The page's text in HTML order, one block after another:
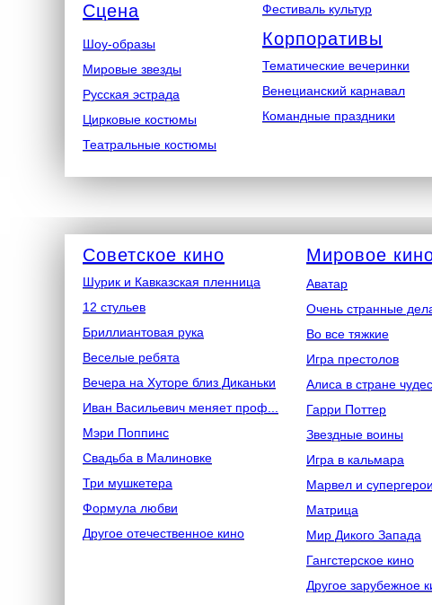
Сцена
Шоу-образы
Мировые звезды
Русская эстрада
Цирковые костюмы
Театральные костюмы
Фестиваль культур
Корпоративы
Тематические вечеринки
Венецианский карнавал
Командные праздники
Советское кино
Шурик и Кавказская пленница
12 стульев
Бриллиантовая рука
Веселые ребята
Вечера на Хуторе близ Диканьки
Иван Васильевич меняет проф...
Мэри Поппинс
Свадьба в Малиновке
Три мушкетера
Формула любви
Другое отечественное кино
Мировое
Аватар
Очень странные
Во все тяжкие
Игра престолов
Алиса в стране чудес
Гарри Поттер
Звездные воины
Игра в кальмара
Марвел и супергерои
Матрица
Мир Дикого Запада
Гангстерское кино
Другое зарубежное